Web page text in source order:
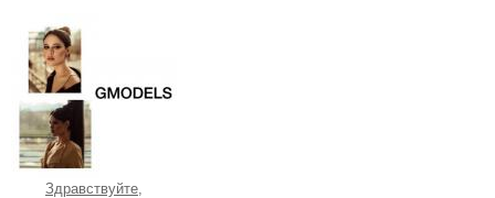
Здравствуйте,